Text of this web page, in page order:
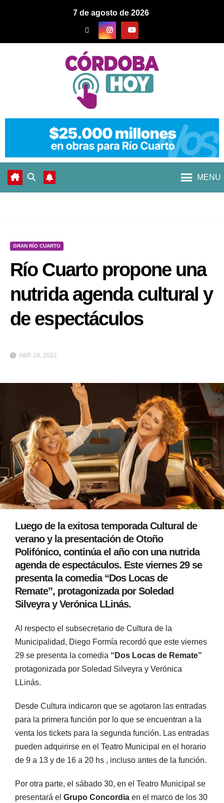
7 de agosto de 2026
MENU
GRAN RÍO CUARTO
Río Cuarto propone una
nutrida agenda cultural y
de espectáculos
ABR 28, 2022
Luego de la exitosa temporada Cultural de
verano y la presentación de Otoño
Polifónico, continúa el año con una nutrida
agenda de espectáculos. Este viernes 29 se
presenta la comedia “Dos Locas de
Remate”, protagonizada por Soledad
Silveyra y Verónica LLinás.
Al respecto el subsecretario de Cultura de la
Municipalidad, Diego Formía recordó que este viernes
29 se presenta la comedia “Dos Locas de Remate”
protagonizada por Soledad Silveyra y Verónica
LLinás.
Desde Cultura indicaron que se agotaron las entradas
para la primera función por lo que se encuentran a la
venta los tickets para la segunda función. Las entradas
pueden adquirirse en el Teatro Municipal en el horario
de 9 a 13 y de 16 a 20 hs , incluso antes de la función.
Por otra parte, el sábado 30, en el Teatro Municipal se
presentará el Grupo Concordia en el marco de los 30